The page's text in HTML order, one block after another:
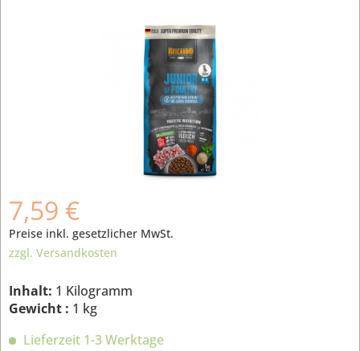
7,59 €
Preise inkl. gesetzlicher MwSt.
zzgl. Versandkosten
Inhalt: 1 Kilogramm
Gewicht : 1 kg
Lieferzeit 1-3 Werktage